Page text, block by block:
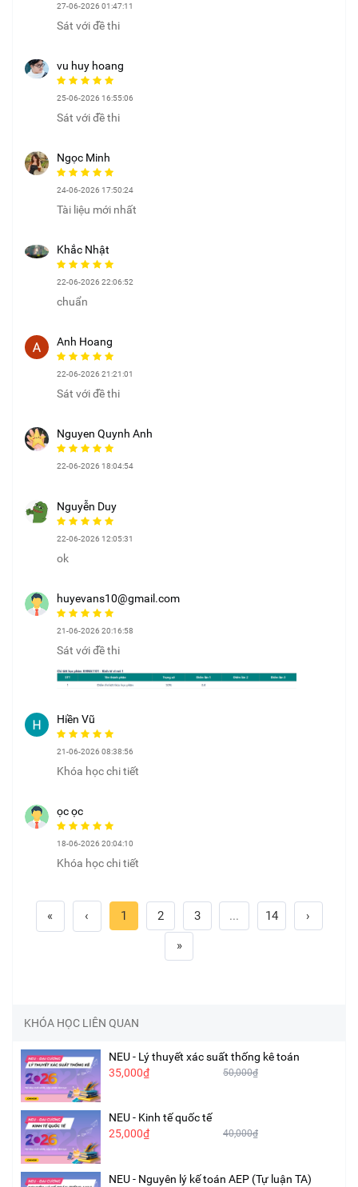
27-06-2026 01:47:11
Sát với đề thi
vu huy hoang
25-06-2026 16:55:06
Sát với đề thi
Ngọc Minh
24-06-2026 17:50:24
Tài liệu mới nhất
Khắc Nhật
22-06-2026 22:06:52
chuẩn
Anh Hoang
22-06-2026 21:21:01
Sát với đề thi
Nguyen Quynh Anh
22-06-2026 18:04:54
Nguyễn Duy
22-06-2026 12:05:31
ok
huyevans10@gmail.com
21-06-2026 20:16:58
Sát với đề thi
Hiền Vũ
21-06-2026 08:38:56
Khóa học chi tiết
ọc ọc
18-06-2026 20:04:10
Khóa học chi tiết
« ‹ 1 2 3 ... 14 ›
»
KHÓA HỌC LIÊN QUAN
NEU - Lý thuyết xác suất thống kê toán
35,000₫
50,000₫
NEU - Kinh tế quốc tế
25,000₫
40,000₫
NEU - Nguyên lý kế toán AEP (Tự luận TA)